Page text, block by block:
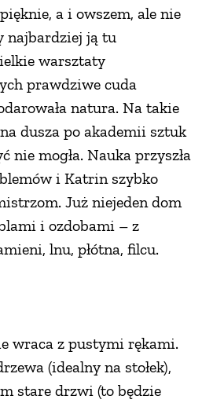
a i owszem, ale nie
najbardziej ją tu
warsztaty
prawdziwe cuda
natura. Na takie
dusza po akademii sztuk
nie mogła. Nauka przyszła
i Katrin szybko
Już niejeden dom
i ozdobami – z
lnu, płótna, filcu.
wraca z pustymi rękami.
(idealny na stołek),
stare drzwi (to będzie
ZUPY
GŁÓWNE
I DESERY